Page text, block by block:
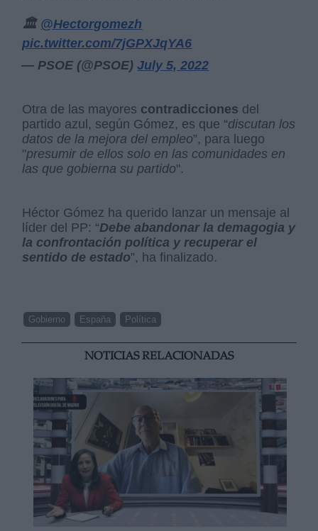
🏛️ @Hectorgomezh
pic.twitter.com/7jGPXJqYA6
— PSOE (@PSOE)July 5, 2022
Otra de las mayores contradicciones del
partido azul, según Gómez, es que “discutan los
datos de la mejora del empleo”, para luego
"presumir de ellos solo en las comunidades en
las que gobierna su partido".
Héctor Gómez ha querido lanzar un mensaje al
líder del PP: “Debe abandonar la demagogia y
la confrontación política y recuperar el
sentido de estado”, ha finalizado.
Gobierno España Política
NOTICIAS RELACIONADAS